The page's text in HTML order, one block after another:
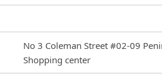
No 3 Coleman Street #02-09
Shopping center